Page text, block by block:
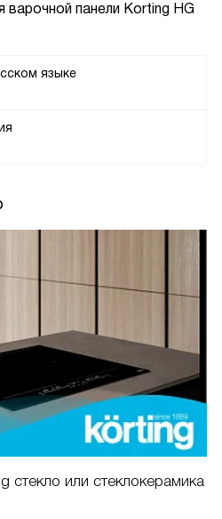
варочной панели Korting HG
языке
стекло или стеклокерамика